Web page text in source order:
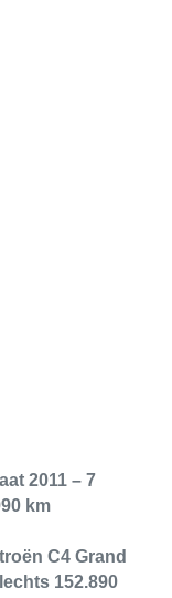
2011 – 7
km
C4 Grand
152.890